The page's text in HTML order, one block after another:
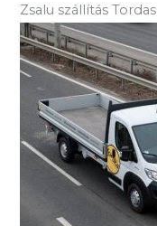
Zsalu szállítás Tordas